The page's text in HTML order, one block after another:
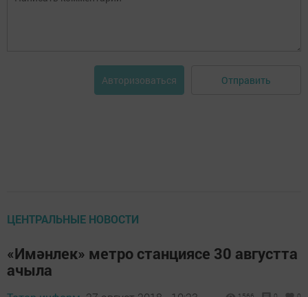
Авторизоваться Отправить
ЦЕНТРАЛЬНЫЕ НОВОСТИ
«Имәнлек» метро станциясе 30 августта
ачыла